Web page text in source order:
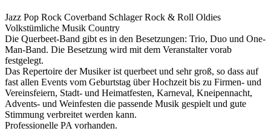
Jazz Pop Rock Coverband SchlagerRock & Roll Oldies
Volkstümliche Musik Country
Die Querbeet-Band gibt es in den Besetzungen: Trio, Duo und One-
Man-Band. Die Besetzung wird mit dem Veranstalter vorab
festgelegt.
Das Repertoire der Musiker ist querbeet und sehr groß, so dass auf
fast allen Events vom Geburtstag über Hochzeit bis zu Firmen- und
Vereinsfeiern, Stadt- und Heimatfesten, Karneval, Kneipennacht,
Advents- und Weinfesten die passende Musik gespielt und gute
Stimmung verbreitet werden kann.
Professionelle PA vorhanden.